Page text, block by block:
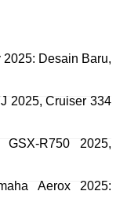
Desain Baru,
2025, Cruiser 334
R750 2025,
Aerox 2025: